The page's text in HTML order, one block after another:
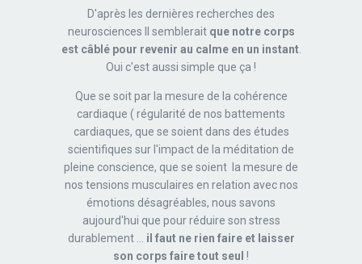
D'après les dernières recherches des
neurosciences Il semblerait que notre corps
est câblé pour revenir au calme en un instant.
Oui c'est aussi simple que ça !
Que se soit par la mesure de la cohérence
cardiaque ( régularité de nos battements
cardiaques, que se soient dans des études
scientifiques sur l'impact de la méditation de
pleine conscience, que se soient la mesure de
nos tensions musculaires en relation avec nos
émotions désagréables, nous savons
aujourd'hui que pour réduire son stress
durablement ... il faut ne rien faire et laisser
son corps faire tout seul !